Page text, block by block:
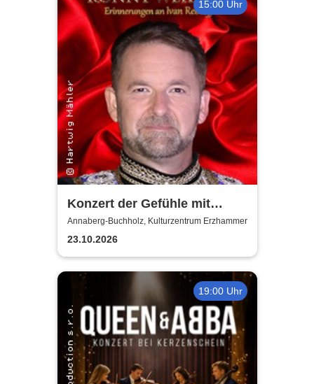
15:00 Uhr
Konzert der Gefühle mit
Ronny Weiland
Annaberg-Buchholz, Kulturzentrum Erzhammer
23.10.2026
19:00 Uhr